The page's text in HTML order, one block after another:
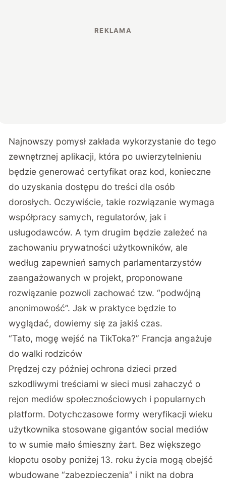
Najnowszy pomysł zakłada wykorzystanie do tego
zewnętrznej aplikacji, która po uwierzytelnieniu
będzie generować certyfikat oraz kod, konieczne
do uzyskania dostępu do treści dla osób
dorosłych. Oczywiście, takie rozwiązanie wymaga
współpracy samych, regulatorów, jak i
usługodawców. A tym drugim będzie zależeć na
zachowaniu prywatności użytkowników, ale
według zapewnień samych parlamentarzystów
zaangażowanych w projekt, proponowane
rozwiązanie pozwoli zachować tzw. “podwójną
anonimowość”. Jak w praktyce będzie to
wyglądać, dowiemy się za jakiś czas.
“Tato, mogę wejść na TikToka?” Francja angażuje
do walki rodziców
Prędzej czy później ochrona dzieci przed
szkodliwymi treściami w sieci musi zahaczyć o
rejon mediów społecznościowych i popularnych
platform. Dotychczasowe formy weryfikacji wieku
użytkownika stosowane gigantów social mediów
to w sumie mało śmieszny żart. Bez większego
kłopotu osoby poniżej 13. roku życia mogą obejść
wbudowane “zabezpieczenia” i nikt na dobrą